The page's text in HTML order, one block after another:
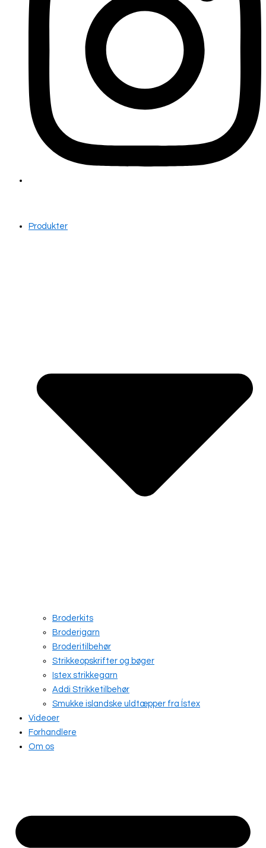
Produkter
Broderkits
Broderigarn
Broderitilbehør
Strikkeopskrifter og bøger
Istex strikkegarn
Addi Strikketilbehør
Smukke islandske uldtæpper fra Ístex
Videoer
Forhandlere
Om os